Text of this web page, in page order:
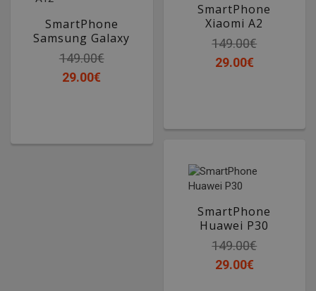
SmartPhone
Samsung Galaxy
A12
149.00€
29.00€
SmartPhone
Xiaomi A2
149.00€
29.00€
SmartPhone
Huawei P30
149.00€
29.00€